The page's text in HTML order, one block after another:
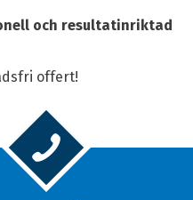
och resultatinriktad
offert!